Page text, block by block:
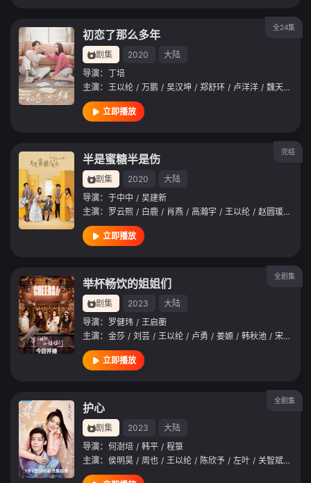
全24集
初恋了那么多年
剧集 2020
大陆
导演： 丁培
主演： 王以纶 / 万鹏 / 吴汉坤 / 郑舒环 / 卢洋洋 / 魏天宇
立即播放
完结
半是蜜糖半是伤
剧集 2020
大陆
导演： 于中中 / 吴建新
主演： 罗云熙 / 白鹿 / 肖燕 / 高瀚宇 / 王以纶 / 赵圆瑗 /
立即播放
全剧集
举杯畅饮的姐姐们
剧集 2023
大陆
导演： 罗健玮 / 王启蘅
主演： 金莎 / 刘芸 / 王以纶 / 卢勇 / 姜嫄 / 韩秋池 / 宋沐心
立即播放
全剧集
护心
剧集 2023
大陆
导演： 何澍培 / 韩平 / 程箓
主演： 侯明昊 / 周也 / 王以纶 / 陈欣予 / 左叶 / 关智斌 /